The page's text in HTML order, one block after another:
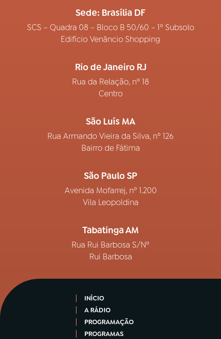
Sede: Brasília DF
SCS – Quadra 08 – Bloco B 50/60 – 1º Subsolo
Edifício Venâncio Shopping
Rio de Janeiro RJ
Rua da Relação, nº 18
Centro
São Luís MA
Rua Armando Vieira da Silva, nº 126
Bairro de Fátima
São Paulo SP
Avenida Mofarrej, nº 1.200
Vila Leopoldina
Tabatinga AM
Rua Rui Barbosa S/Nº
Rui Barbosa
INÍCIO
A RÁDIO
PROGRAMAÇÃO
PROGRAMAS